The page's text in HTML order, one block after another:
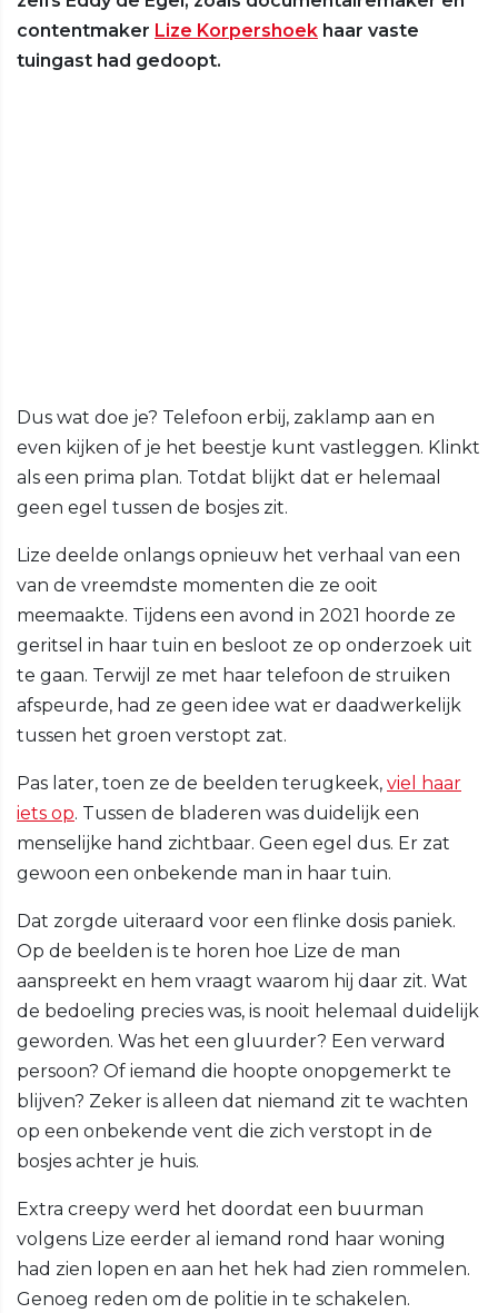
contentmaker Lize Korpershoek haar vaste
tuingast had gedoopt.
Dus wat doe je? Telefoon erbij, zaklamp aan en
even kijken of je het beestje kunt vastleggen. Klinkt
als een prima plan. Totdat blijkt dat er helemaal
geen egel tussen de bosjes zit.
Lize deelde onlangs opnieuw het verhaal van een
van de vreemdste momenten die ze ooit
meemaakte. Tijdens een avond in 2021 hoorde ze
geritsel in haar tuin en besloot ze op onderzoek uit
te gaan. Terwijl ze met haar telefoon de struiken
afspeurde, had ze geen idee wat er daadwerkelijk
tussen het groen verstopt zat.
Pas later, toen ze de beelden terugkeek, viel haar
iets op. Tussen de bladeren was duidelijk een
menselijke hand zichtbaar. Geen egel dus. Er zat
gewoon een onbekende man in haar tuin.
Dat zorgde uiteraard voor een flinke dosis paniek.
Op de beelden is te horen hoe Lize de man
aanspreekt en hem vraagt waarom hij daar zit. Wat
de bedoeling precies was, is nooit helemaal duidelijk
geworden. Was het een gluurder? Een verward
persoon? Of iemand die hoopte onopgemerkt te
blijven? Zeker is alleen dat niemand zit te wachten
op een onbekende vent die zich verstopt in de
bosjes achter je huis.
Extra creepy werd het doordat een buurman
volgens Lize eerder al iemand rond haar woning
had zien lopen en aan het hek had zien rommelen.
Genoeg reden om de politie in te schakelen.